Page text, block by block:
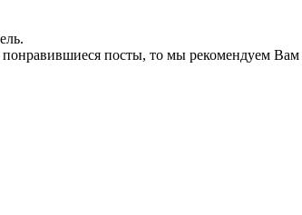
понравившиеся посты, то мы рекомендуем Вам